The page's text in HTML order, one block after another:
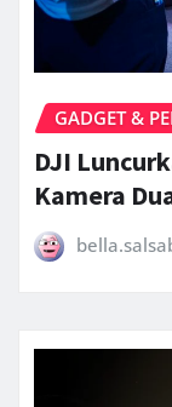
GADGET &
DJI
Kamera